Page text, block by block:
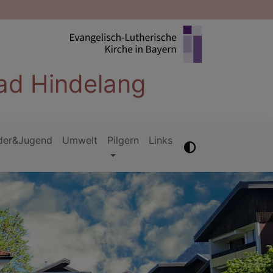
Hindelang
Umwelt Pilgern Links